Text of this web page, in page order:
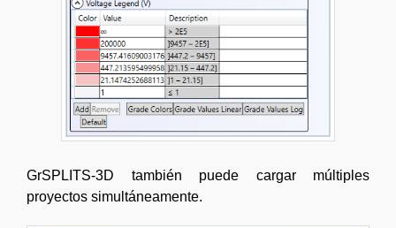
GrSPLITS-3D también puede cargar múltiples
proyectos simultáneamente.